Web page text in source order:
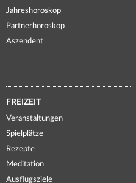
Jahreshoroskop
Partnerhoroskop
Aszendent
FREIZEIT
Veranstaltungen
Spielplätze
Rezepte
Meditation
Ausflugsziele